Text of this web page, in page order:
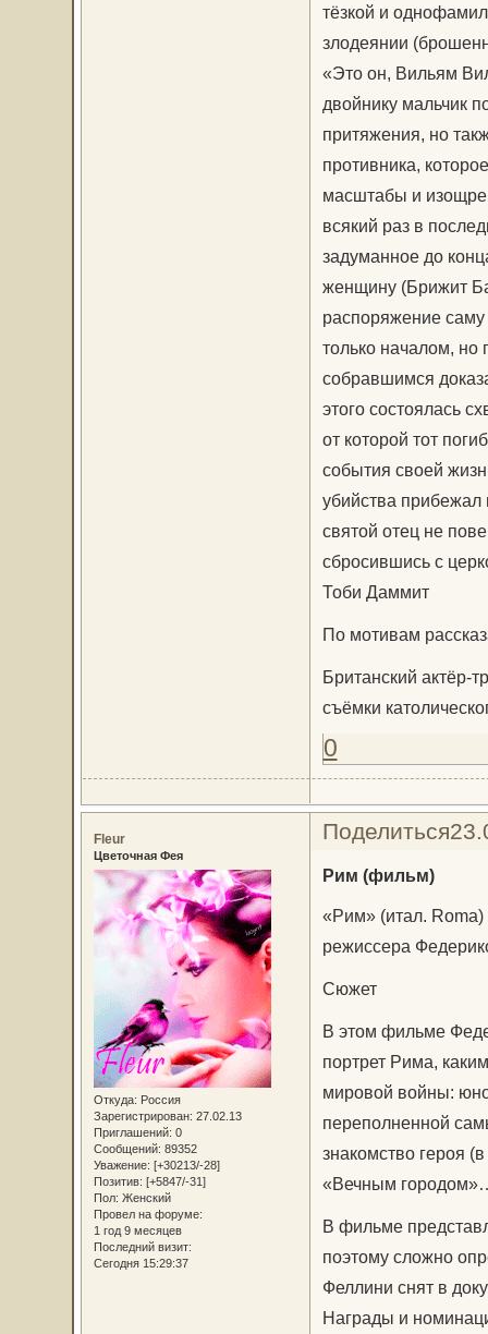
тёзкой и
злодеянии
«Это он, Вильям
двойнику мальчик
притяжения, но
противника,
масштабы и
всякий раз в
задуманное до
женщину (Брижит
распоряжение
только началом, но
собравшимся
этого состоялась
от которой тот
события своей
убийства
святой отец не
сбросившись с
Тоби Даммит
По мотивам
Британский актёр-
съёмки
0
Поделиться
Fleur
Цветочная Фея
Откуда: Россия
Зарегистрирован: 27.02.13
Приглашений: 0
Сообщений: 89352
Уважение: [+30213/-28]
Позитив: [+5847/-31]
Пол: Женский
Провел на форуме:
1 год 9 месяцев
Последний визит:
Сегодня 15:29:37
Рим (фильм)
«Рим» (итал.
режиссера
Сюжет
В этом фильме
портрет Рима,
мировой войны:
переполненной
знакомство героя
«Вечным
В фильме
поэтому сложно
Феллини снят в
Награды и